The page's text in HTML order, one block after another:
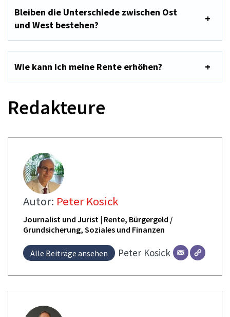
Bleiben die Unterschiede zwischen Ost
und West bestehen?
Wie kann ich meine Rente erhöhen?
Redakteure
Autor: Peter Kosick
Journalist und Jurist | Rente, Bürgergeld /
Grundsicherung, Soziales und Finanzen
Alle Beiträge ansehen Peter Kosick